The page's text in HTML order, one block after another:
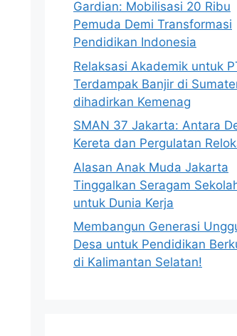
Gardian: Mobilisasi 20 Ribu
Pemuda Demi Transformasi
Pendidikan Indonesia
Relaksasi Akademik untuk
Terdampak Banjir di
dihadirkan Kemenag
SMAN 37 Jakarta: Antara
Kereta dan Pergulatan
Alasan Anak Muda Jakarta
Tinggalkan Seragam
untuk Dunia Kerja
Membangun Generasi
Desa untuk Pendidikan
di Kalimantan Selatan!